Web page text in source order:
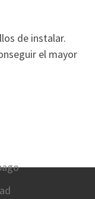
de instalar.
el mayor